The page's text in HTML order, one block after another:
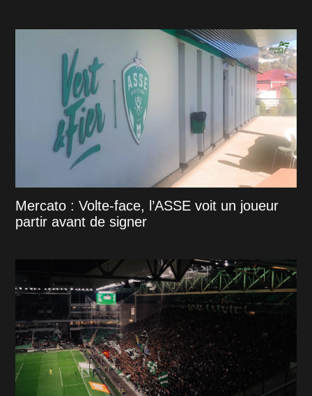
Mercato : Volte-face, l’ASSE voit un joueur
partir avant de signer